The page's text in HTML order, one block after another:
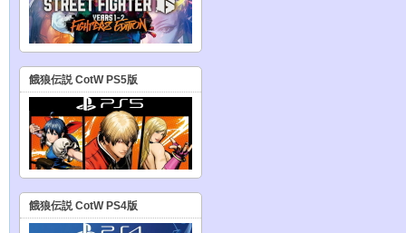
餓狼伝説 CotW PS5版
餓狼伝説 CotW PS4版